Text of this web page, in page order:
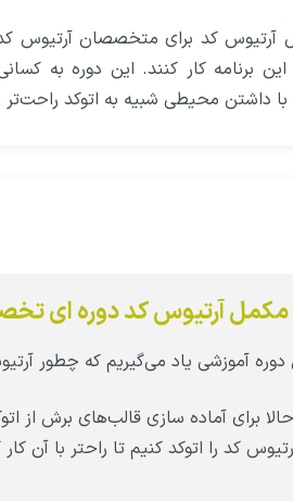
آرتیوس کد برای متخصصان آرتیوس
این برنامه کار کنند. این دوره به
با داشتن محیطی شبیه به اتوکد
مکمل آرتیوس کد دوره ای
دوره آموزشی یاد می‌گیریم که چطور
حالا برای آماده سازی قالب‌های برش از
کد را اتوکد کنیم تا راحتر با آن